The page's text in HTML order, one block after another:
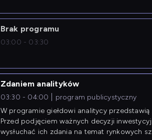
Brak programu
03:00 - 03:30
Zdaniem analityków
03:30 - 04:00
program publicystyczny
W programie giełdowi analitycy
Przed podjęciem ważnych decyzji
wysłuchać ich zdania na temat rynkowych